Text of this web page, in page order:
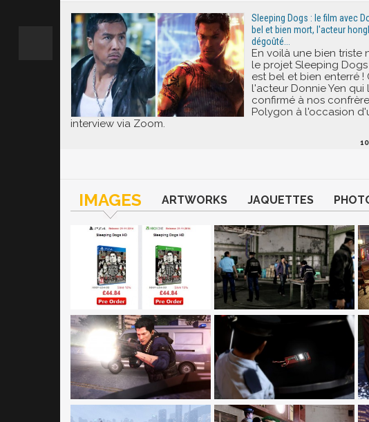
Sleeping Dogs : le film avec
bel et bien mort, l'acteur
dégoûté...
En voilà une bien triste
le projet Sleeping
est bel et bien enterré !
l'acteur Donnie Yen qui
confirmé à nos
Polygon à l'occasion
interview via Zoom.
IMAGES ARTWORKS JAQUETTES